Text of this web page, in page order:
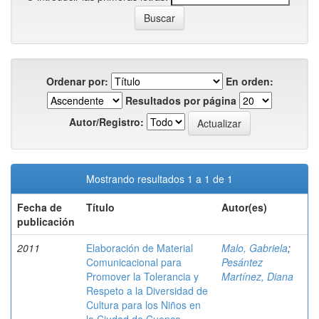
Ordenar por:
En orden:
Resultados por página
Autor/Registro:
Mostrando resultados 1 a 1 de 1
Fecha de
publicación
Título Autor(es)
2011
Elaboración de Material
Comunicacional para
Promover la Tolerancia y
Respeto a la Diversidad de
Cultura para los Niños en
Malo, Gabriela;
Pesántez
Martínez, Diana